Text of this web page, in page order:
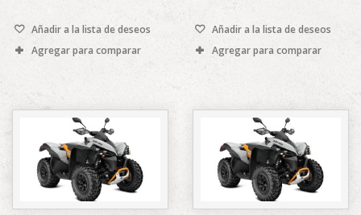
Añadir a la lista de deseos
Agregar para comparar
Añadir a la lista de deseos
Agregar para comparar